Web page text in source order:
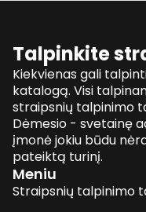
Talpinkite
Kiekvienas gali
katalogą. Visi
straipsnių talpinimo
Dėmesio - svetainę
įmonė jokiu būdu
pateiktą turinį.
Meniu
Straipsnių talpinimo